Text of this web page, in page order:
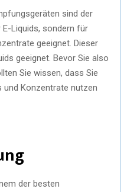
sind der
Liquids, sondern für
geeignet. Dieser
geeignet. Bevor Sie also
Sie wissen, dass Sie
und Konzentrate nutzen
der besten